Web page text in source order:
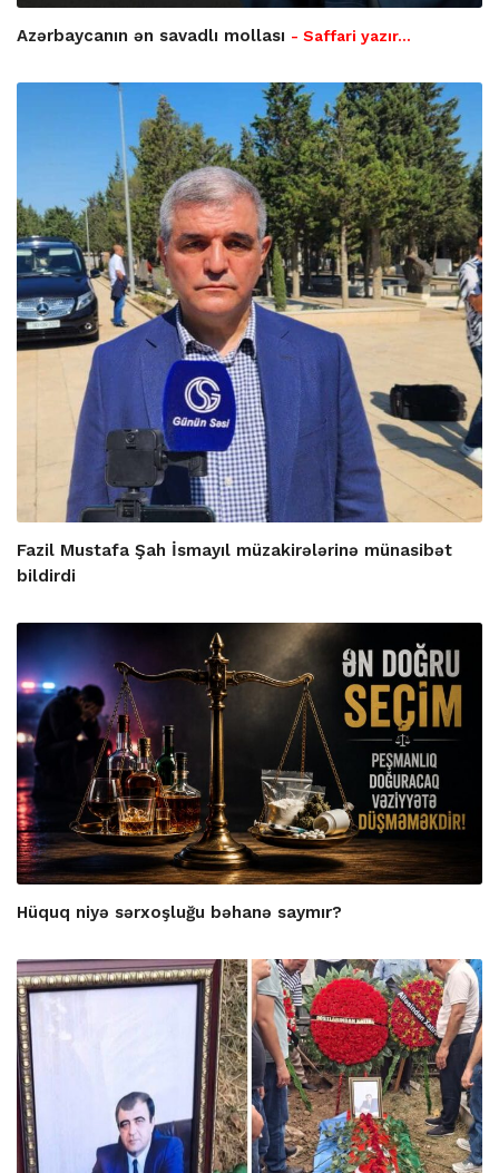
Azərbaycanın ən savadlı mollası - Saffari yazır…
Fazil Mustafa Şah İsmayıl müzakirələrinə münasibət
bildirdi
Hüquq niyə sərxoşluğu bəhanə saymır?